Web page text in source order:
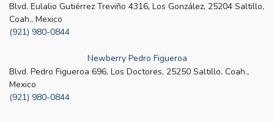
Blvd. Eulalio Gutiérrez Treviño 4316, Los González, 25204 Saltillo,
Coah., Mexico
(921) 980-0844
Newberry Pedro Figueroa
Blvd. Pedro Figueroa 696, Los Doctores, 25250 Saltillo, Coah.,
Mexico
(921) 980-0844